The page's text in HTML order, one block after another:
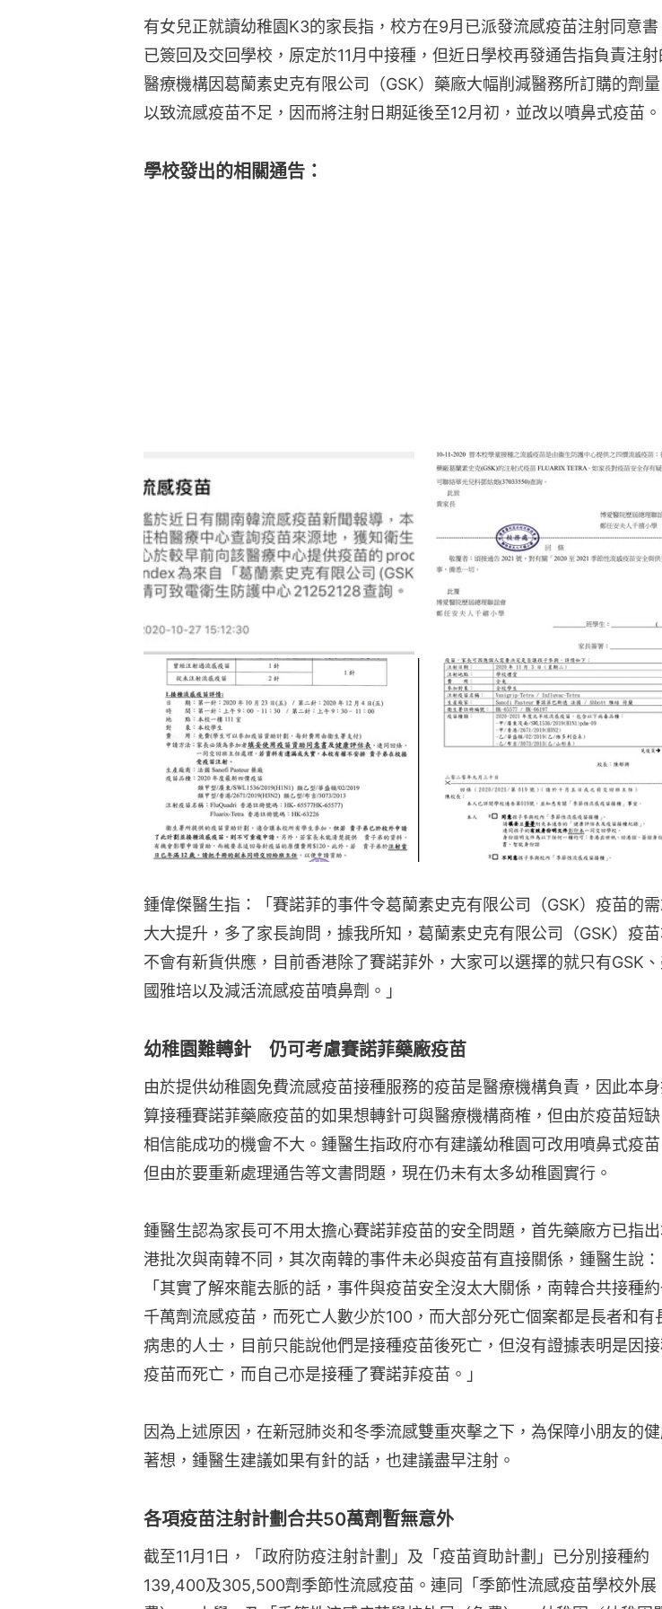
有女兒正就讀幼稚園K3的家長指，校方在9月已派發流感疫苗注射同意書
已簽回及交回學校，原定於11月中接種，但近日學校再發通告指負責注射
醫療機構因葛蘭素史克有限公司（GSK）藥廠大幅削減醫務所訂購的劑量
以致流感疫苗不足，因而將注射日期延後至12月初，並改以噴鼻式疫苗。
學校發出的相關通告：
鍾偉傑醫生指：「賽諾菲的事件令葛蘭素史克有限公司（GSK）疫苗的
大大提升，多了家長詢問，據我所知，葛蘭素史克有限公司（GSK）疫
不會有新貨供應，目前香港除了賽諾菲外，大家可以選擇的就只有GSK
國雅培以及減活流感疫苗噴鼻劑。」
幼稚園難轉針 仍可考慮賽諾菲藥廠疫苗
由於提供幼稚園免費流感疫苗接種服務的疫苗是醫療機構負責，因此本
算接種賽諾菲藥廠疫苗的如果想轉針可與醫療機構商榷，但由於疫苗短缺
相信能成功的機會不大。鍾醫生指政府亦有建議幼稚園可改用噴鼻式疫苗
但由於要重新處理通告等文書問題，現在仍未有太多幼稚園實行。
鍾醫生認為家長可不用太擔心賽諾菲疫苗的安全問題，首先藥廠方已指
港批次與南韓不同，其次南韓的事件未必與疫苗有直接關係，鍾醫生說：
「其實了解來龍去脈的話，事件與疫苗安全沒太大關係，南韓合共接種
千萬劑流感疫苗，而死亡人數少於100，而大部分死亡個案都是長者和有
病患的人士，目前只能說他們是接種疫苗後死亡，但沒有證據表明是因
疫苗而死亡，而自己亦是接種了賽諾菲疫苗。」
因為上述原因，在新冠肺炎和冬季流感雙重夾擊之下，為保障小朋友的
著想，鍾醫生建議如果有針的話，也建議盡早注射。
各項疫苗注射計劃合共50萬劑暫無意外
截至11月1日，「政府防疫注射計劃」及「疫苗資助計劃」已分別接種約
139,400及305,500劑季節性流感疫苗。連同「季節性流感疫苗學校外展